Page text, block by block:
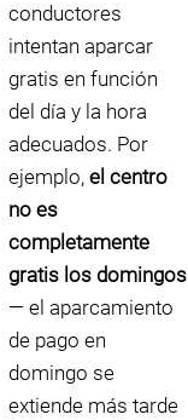
conductores
intentan aparcar
gratis en función
del día y la hora
adecuados. Por
ejemplo, el centro
no es
completamente
gratis los domingos
— el aparcamiento
de pago en
domingo se
extiende más tarde